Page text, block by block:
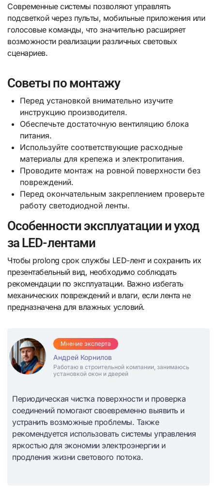
Современные системы позволяют управлять
подсветкой через пульты, мобильные приложения или
голосовые команды, что значительно расширяет
возможности реализации различных световых
сценариев.
Советы по монтажу
Перед установкой внимательно изучите
инструкцию производителя.
Обеспечьте достаточную вентиляцию блока
питания.
Используйте соответствующие расходные
материалы для крепежа и электропитания.
Проводите монтаж на ровной поверхности без
повреждений.
Перед окончательным закреплением проверьте
работу светодиодной ленты.
Особенности эксплуатации и уход
за LED-лентами
Чтобы prolong срок службы LED-лент и сохранить их
презентабельный вид, необходимо соблюдать
рекомендации по эксплуатации. Важно избегать
механических повреждений и влаги, если лента не
предназначена для влажных условий.
Мнение эксперта
Андрей Корнилов
Работаю в строительной компании, занимаюсь
установкой окон и дверей
Периодическая чистка поверхности и проверка
соединений помогают своевременно выявить и
устранить возможные проблемы. Также
рекомендуется использовать системы управления
яркостью для экономии электроэнергии и
продления жизни светового потока.